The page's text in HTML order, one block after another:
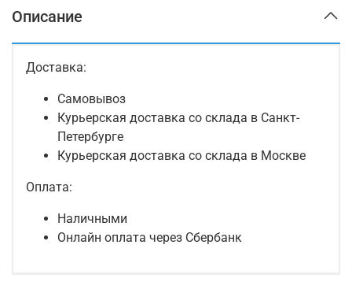
Описание
Доставка:
Самовывоз
Курьерская доставка со склада в Санкт-
Петербурге
Курьерская доставка со склада в Москве
Оплата:
Наличными
Онлайн оплата через Сбербанк